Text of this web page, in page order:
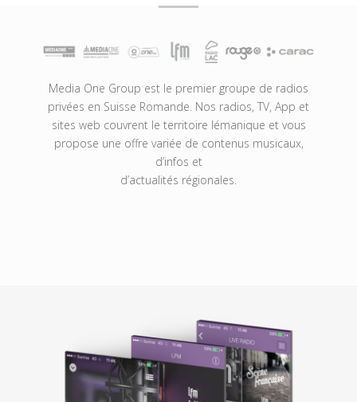
Media One Group est le premier groupe de radios
privées en Suisse Romande. Nos radios, TV, App et
sites web couvrent le territoire lémanique et vous
propose une offre variée de contenus musicaux,
d’infos et
d’actualités régionales.